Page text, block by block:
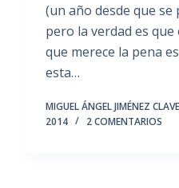
(un año desde que
pero la verdad es
que merece la pena
esta…
MIGUEL ÁNGEL JIMÉNEZ
2014
2 COMENTARIOS